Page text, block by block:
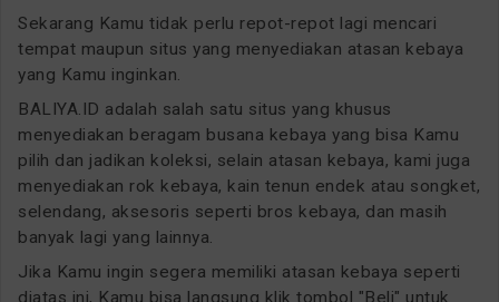
Sekarang Kamu tidak perlu repot-repot lagi mencari
tempat maupun situs yang menyediakan atasan kebaya
yang Kamu inginkan.
BALIYA.ID adalah salah satu situs yang khusus
menyediakan beragam busana kebaya yang bisa Kamu
pilih dan jadikan koleksi, selain atasan kebaya, kami juga
menyediakan rok kebaya, kain tenun endek atau songket,
selendang, aksesoris seperti bros kebaya, dan masih
banyak lagi yang lainnya.
Jika Kamu ingin segera memiliki atasan kebaya seperti
diatas ini, Kamu bisa langsung klik tombol "Beli" untuk